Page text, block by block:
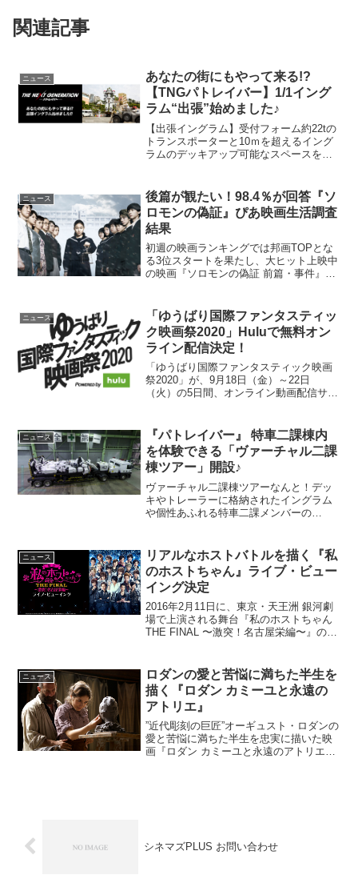
関連記事
ニュース
あなたの街にもやって来る!?
【TNGパトレイバー】1/1イング
ラム“出張”始めました♪
【出張イングラム】受付フォーム約22tの
トランスポーターと10ｍを超えるイング
ラムのデッキアップ可能なスペースをお
張希望日程】【ご予算】…等をご入力頂
ければ、出張可能か...
ニュース
後篇が観たい！98.4％が回答『ソ
ロモンの偽証』ぴあ映画生活調査
結果
初週の映画ランキングでは邦画TOPとな
る3位スタートを果たし、大ヒット上映中
の映画『ソロモンの偽証 前篇・事件』。
篇が観たい！」という声が寄せられてい
るが「ぴあ映画...
ニュース
「ゆうばり国際ファンタスティッ
ク映画祭2020」Huluで無料オン
ライン配信決定！
「ゆうばり国際ファンタスティック映画
祭2020」が、9月18日（金）～22日
（火）の5日間、オンライン動画配信サー
する声もあったが、記念すべき30回目の
映画祭であり...
ニュース
『パトレイバー』 特車二課棟内
を体験できる「ヴァーチャル二課
棟ツアー」開設♪
ヴァーチャル二課棟ツアーなんと！デッ
キやトレーラーに格納されたイングラム
や個性あふれる特車二課メンバーの
ど、作品内でもチラリとしか観ることの
できない細部まで、じっくり...
ニュース
リアルなホストバトルを描く『私
のホストちゃん』ライブ・ビュー
イング決定
2016年2月11日に、東京・天王洲 銀河劇
場で上演される舞台『私のホストちゃん
THE FINAL 〜激突！名古屋栄編〜』のラ
を全国の映画館で！「私のホストちゃ
ん」は...
ニュース
ロダンの愛と苦悩に満ちた半生を
描く『ロダン カミーユと永遠の
アトリエ』
”近代彫刻の巨匠”オーギュスト・ロダンの
愛と苦悩に満ちた半生を忠実に描いた映
画『ロダン カミーユと永遠のアトリエ』
シネマズPLUS お問い合わせ